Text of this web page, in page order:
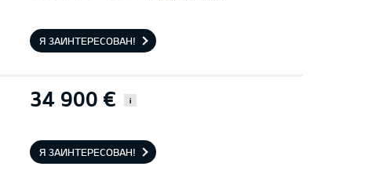
Я ЗАИНТЕРЕСОВАН!
34 900 € i
Я ЗАИНТЕРЕСОВАН!